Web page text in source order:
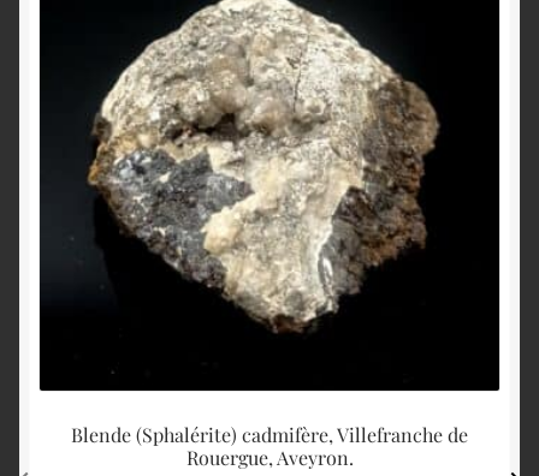
Blende (Sphalérite) cadmifère, Villefranche de
Rouergue, Aveyron.